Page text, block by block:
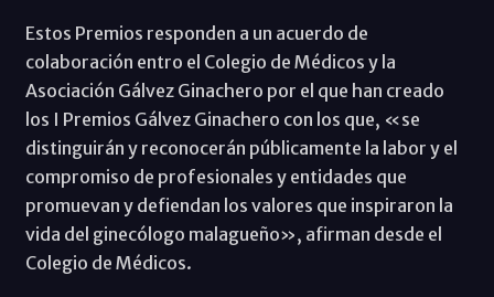
Estos Premios responden a un acuerdo de
colaboración entro el Colegio de Médicos y la
Asociación Gálvez Ginachero por el que han creado
los I Premios Gálvez Ginachero con los que, «se
distinguirán y reconocerán públicamente la labor y el
compromiso de profesionales y entidades que
promuevan y defiendan los valores que inspiraron la
vida del ginecólogo malagueño», afirman desde el
Colegio de Médicos.